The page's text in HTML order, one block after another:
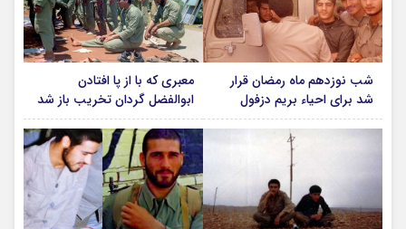
شب نوزدهم ماه رمضان قرار
شد برای احیاء بریم دزفول
معبری که با از پا افتادن
ابوالفضل گردان تخریب باز شد